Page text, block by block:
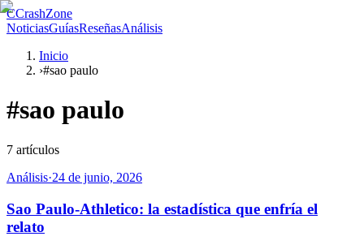
CCrashZone
NoticiasGuíasReseñasAnálisis
Inicio
›#sao paulo
#sao paulo
7 artículos
Análisis·24 de junio, 2026
Sao Paulo-Athletico: la estadística que enfría el
relato